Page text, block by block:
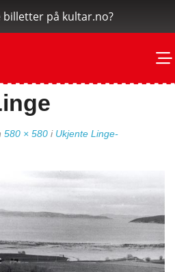
billetter på kultar.no?
580 × 580 i Ukjente Linge-